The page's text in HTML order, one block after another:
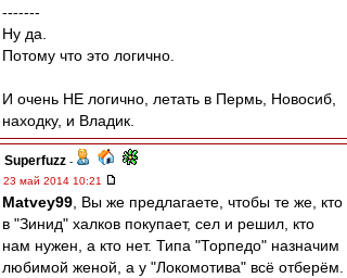
-------
Ну да.
Потому что это логично.
И очень НЕ логично, летать в Пермь, Новосиб,
находку, и Владик.
Superfuzz -
23 май 2014 10:21
Matvey99 , Вы же предлагаете, чтобы те же, кто
в "Зинид" халков покупает, сел и решил, кто
нам нужен, а кто нет. Типа "Торпедо" назначим
любимой женой, а у "Локомотива" всё отберём.